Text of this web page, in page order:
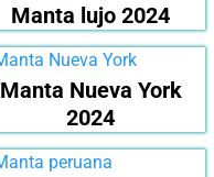
Manta lujo 2024
Manta Nueva York
2024